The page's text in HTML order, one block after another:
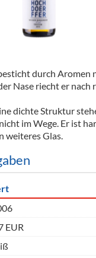
Desinfektion
durch Aromen
Nase riecht er nach
dichte Struktur
im Wege. Er ist
weiteres Glas.
EUR